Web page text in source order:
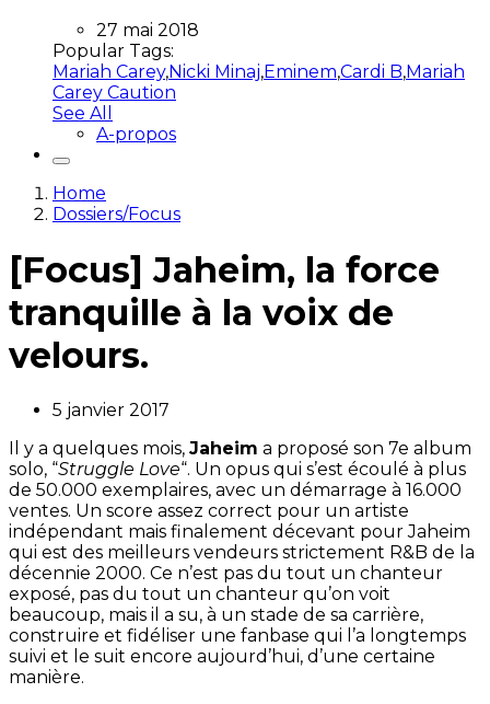
27 mai 2018
Popular Tags:
Mariah Carey,Nicki Minaj,Eminem,Cardi B,Mariah
Carey Caution
See All
A-propos
Home
Dossiers/Focus
[Focus] Jaheim, la force
tranquille à la voix de
velours.
5 janvier 2017
Il y a quelques mois, Jaheim a proposé son 7e album
solo, “Struggle Love“. Un opus qui s’est écoulé à plus
de 50.000 exemplaires, avec un démarrage à 16.000
ventes. Un score assez correct pour un artiste
indépendant mais finalement décevant pour Jaheim
qui est des meilleurs vendeurs strictement R&B de la
décennie 2000. Ce n’est pas du tout un chanteur
exposé, pas du tout un chanteur qu’on voit
beaucoup, mais il a su, à un stade de sa carrière,
construire et fidéliser une fanbase qui l’a longtemps
suivi et le suit encore aujourd’hui, d’une certaine
manière.